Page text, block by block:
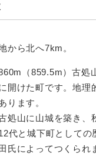
から北へ7km。
（859.5m）古処
開けた町です。地理
ります。
処山に山城を築き、
代と城下町としての
氏によってつくられ